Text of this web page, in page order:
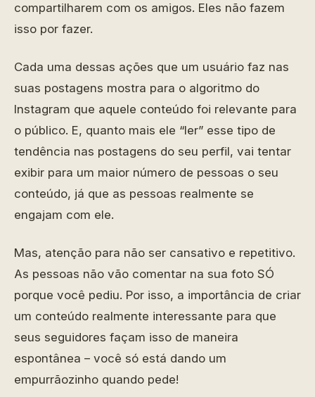
compartilharem com os amigos. Eles não fazem
isso por fazer.
Cada uma dessas ações que um usuário faz nas
suas postagens mostra para o algoritmo do
Instagram que aquele conteúdo foi relevante para
o público. E, quanto mais ele “ler” esse tipo de
tendência nas postagens do seu perfil, vai tentar
exibir para um maior número de pessoas o seu
conteúdo, já que as pessoas realmente se
engajam com ele.
Mas, atenção para não ser cansativo e repetitivo.
As pessoas não vão comentar na sua foto SÓ
porque você pediu. Por isso, a importância de criar
um conteúdo realmente interessante para que
seus seguidores façam isso de maneira
espontânea – você só está dando um
empurrãozinho quando pede!